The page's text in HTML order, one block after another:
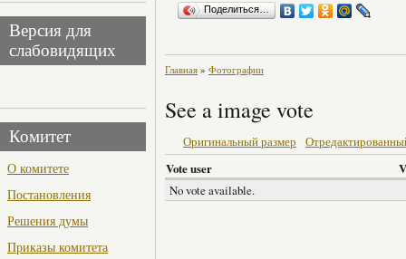
Версия для
слабовидящих
Комитет
О комитете
Постановления
Решения думы
Приказы комитета
Поделиться…
Главная » Фотографии
See a image vote
Оригинальный размер
Vote user
No vote available.